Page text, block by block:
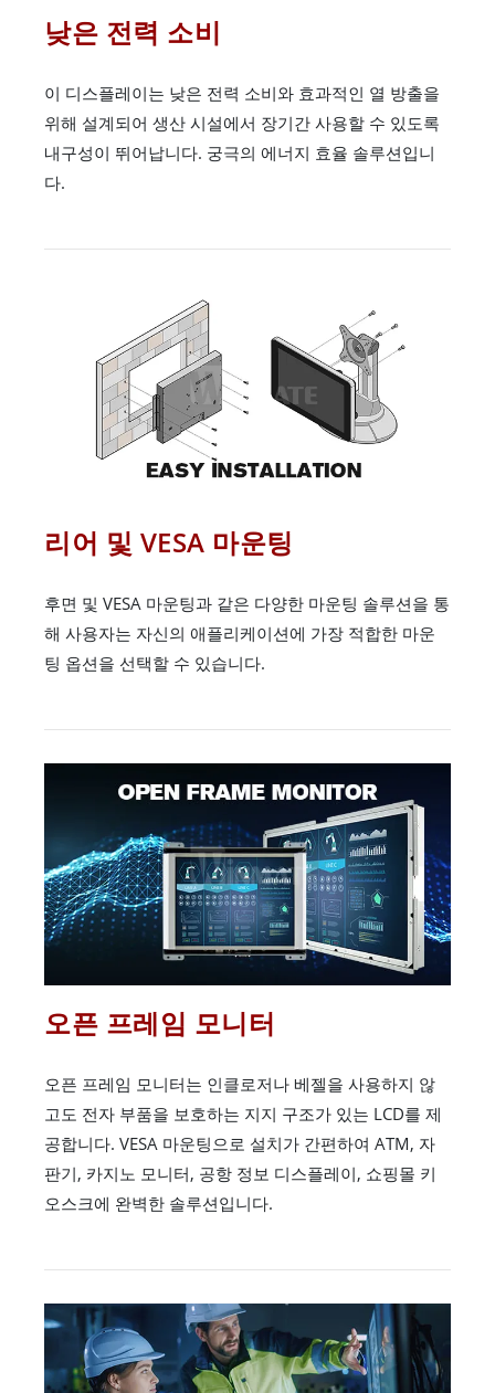
낮은 전력 소비
이 디스플레이는 낮은 전력 소비와 효과적인 열 방출을
위해 설계되어 생산 시설에서 장기간 사용할 수 있도록
내구성이 뛰어납니다. 궁극의 에너지 효율 솔루션입니
다.
리어 및 VESA 마운팅
후면 및 VESA 마운팅과 같은 다양한 마운팅 솔루션을 통
해 사용자는 자신의 애플리케이션에 가장 적합한 마운
팅 옵션을 선택할 수 있습니다.
오픈 프레임 모니터
오픈 프레임 모니터는 인클로저나 베젤을 사용하지 않
고도 전자 부품을 보호하는 지지 구조가 있는 LCD를 제
공합니다. VESA 마운팅으로 설치가 간편하여 ATM, 자
판기, 카지노 모니터, 공항 정보 디스플레이, 쇼핑몰 키
오스크에 완벽한 솔루션입니다.